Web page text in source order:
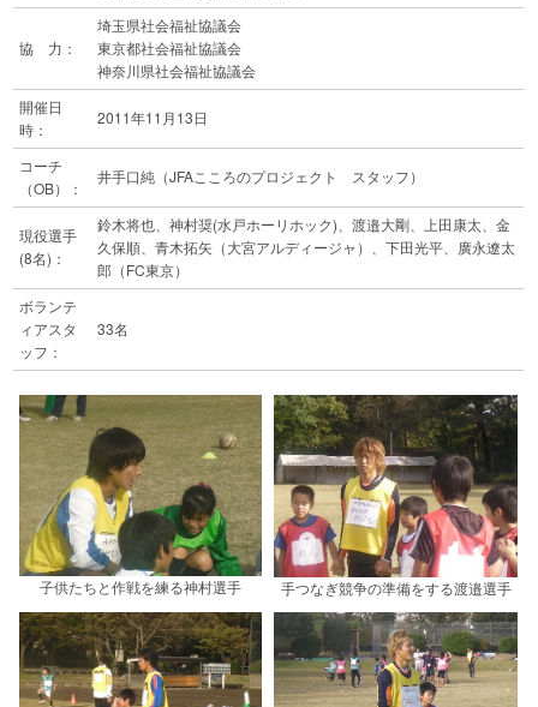
協 力：
埼玉県社会福祉協議会
東京都社会福祉協議会
神奈川県社会福祉協議会
開催日
時：
2011年11月13日
コーチ
（OB）：
井手口純（JFAこころのプロジェクト スタッフ）
現役選手
(8名)：
鈴木将也、神村奨(水戸ホーリホック)、渡邉大剛、上田康太、金
久保順、青木拓矢（大宮アルディージャ）、下田光平、廣永遼太
郎（FC東京）
ボランテ
ィアスタ
ッフ：
33名
子供たちと作戦を練る神村選手 手つなぎ競争の準備をする渡邉選手